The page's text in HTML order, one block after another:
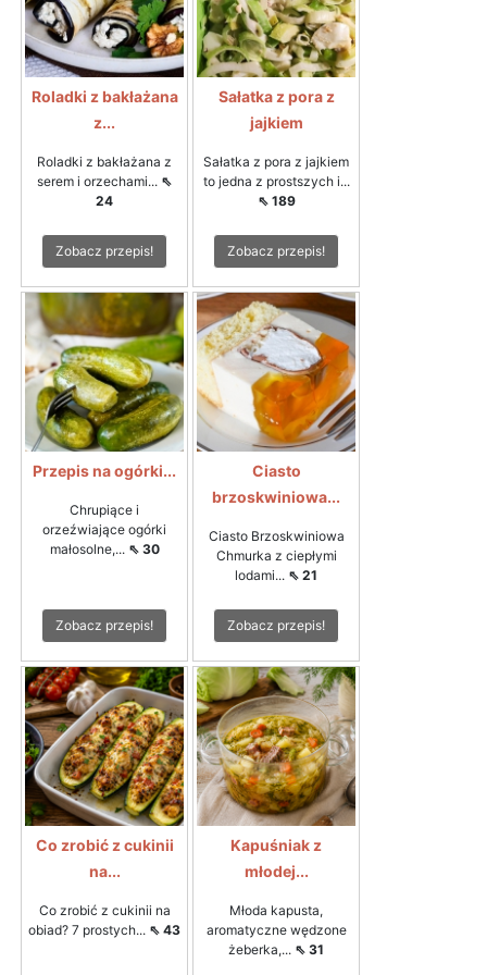
Roladki z bakłażana
z...
Roladki z bakłażana z
serem i orzechami... ⇖
24
Zobacz przepis!
Sałatka z pora z
jajkiem
Sałatka z pora z jajkiem
to jedna z prostszych i...
⇖ 189
Zobacz przepis!
Przepis na ogórki...
Chrupiące i
orzeźwiające ogórki
małosolne,... ⇖ 30
Zobacz przepis!
Ciasto
brzoskwiniowa...
Ciasto Brzoskwiniowa
Chmurka z ciepłymi
lodami... ⇖ 21
Zobacz przepis!
Co zrobić z cukinii
na...
Co zrobić z cukinii na
obiad? 7 prostych... ⇖ 43
Kapuśniak z
młodej...
Młoda kapusta,
aromatyczne wędzone
żeberka,... ⇖ 31